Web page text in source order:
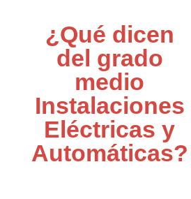
¿Qué dicen
del grado
medio
Instalaciones
Eléctricas y
Automáticas?